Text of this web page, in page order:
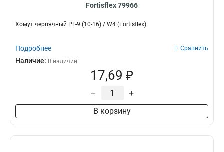
Fortisflex 79966
Хомут червячный PL-9 (10-16) / W4 (Fortisflex)
Подробнее Сравнить
Наличие: В наличии
17,69 ₽
– +
В корзину